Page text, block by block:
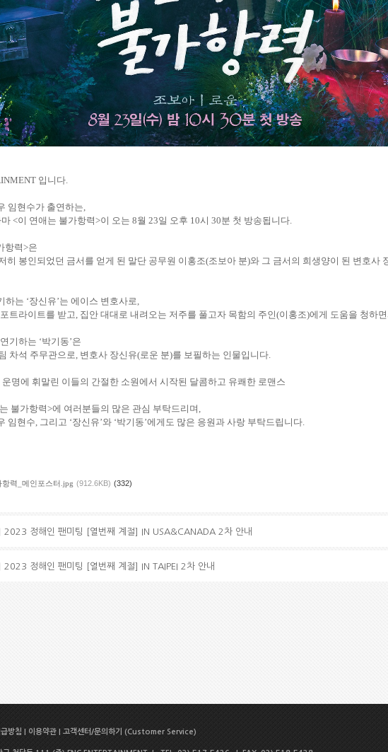
입니다.
임현수가 출연하는,
<이 연애는 불가항력>이 오는 8월 23일 오후 10시 30분 첫 방송됩니다.
항력>은
히 봉인되었던 금서를 얻게 된 말단 공무원 이홍조(조보아 분)와 그 금서의 희생양이 된 변호사
하는 ‘장신유’는 에이스 변호사로,
트라이트를 받고, 집안 대대로 내려오는 저주를 풀고자 목함의 주인(이홍조)에게 도움을 청하
기하는 ‘박기동’은
차석 주무관으로, 변호사 장신유(로운 분)를 보필하는 인물입니다.
운명에 휘말린 이들의 간절한 소원에서 시작된 달콤하고 유쾌한 로맨스
불가항력>에 여러분들의 많은 관심 부탁드리며,
임현수, 그리고 ‘장신유’와 ‘박기동’에게도 많은 응원과 사랑 부탁드립니다.
항력_메인포스터.jpg (912.6KB) (332)
2023 정해인 팬미팅 [열번째 계절] IN USA&CANADA 2차 안내
2023 정해인 팬미팅 [열번째 계절] IN TAIPEI 2차 안내
방침 이용약관 고객센터/문의하기 (Customer Service)